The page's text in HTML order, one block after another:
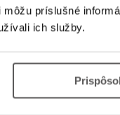
príslušné
ich služby.